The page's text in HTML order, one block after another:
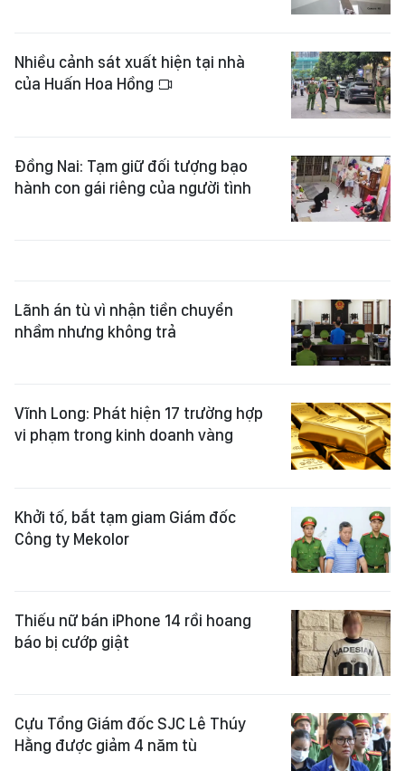
Nhiều cảnh sát xuất hiện tại nhà
của Huấn Hoa Hồng
Đồng Nai: Tạm giữ đối tượng bạo
hành con gái riêng của người tình
Lãnh án tù vì nhận tiền chuyển
nhầm nhưng không trả
Vĩnh Long: Phát hiện 17 trường hợp
vi phạm trong kinh doanh vàng
Khởi tố, bắt tạm giam Giám đốc
Công ty Mekolor
Thiếu nữ bán iPhone 14 rồi hoang
báo bị cướp giật
Cựu Tổng Giám đốc SJC Lê Thúy
Hằng được giảm 4 năm tù